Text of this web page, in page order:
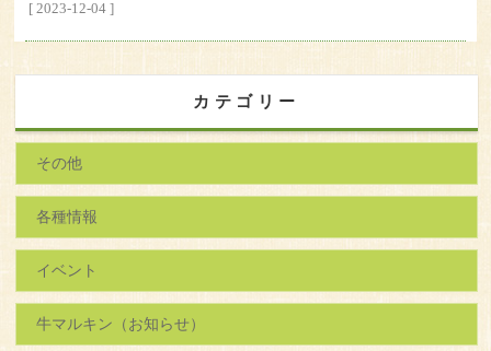
[ 2023-12-04 ]
カテゴリー
その他
各種情報
イベント
牛マルキン（お知らせ）